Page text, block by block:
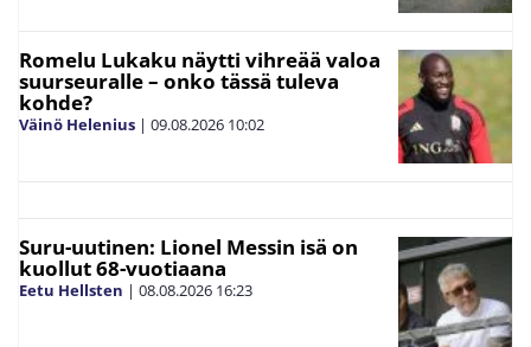
Romelu Lukaku näytti vihreää valoa
suurseuralle – onko tässä tuleva
kohde?
Väinö Helenius | 09.08.2026 10:02
Suru-uutinen: Lionel Messin isä on
kuollut 68-vuotiaana
Eetu Hellsten | 08.08.2026 16:23